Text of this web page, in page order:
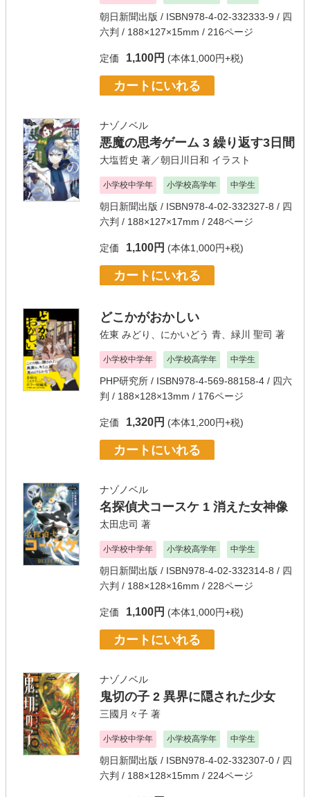
朝日新聞出版 / ISBN978-4-02-332333-9 / 四
六判 / 188×127×15mm / 216ページ
定価 1,100円 (本体1,000円+税)
カートにいれる
ナゾノベル
悪魔の思考ゲーム 3 繰り返す3日間
大塩哲史 著／朝日川日和 イラスト
小学校中学年 小学校高学年 中学生
朝日新聞出版 / ISBN978-4-02-332327-8 / 四
六判 / 188×127×17mm / 248ページ
定価 1,100円 (本体1,000円+税)
カートにいれる
どこかがおかしい
佐東 みどり にかいどう 青 緑川 聖司 著
小学校中学年 小学校高学年 中学生
PHP研究所 / ISBN978-4-569-88158-4 / 四六
判 / 188×128×13mm / 176ページ
定価 1,320円 (本体1,200円+税)
カートにいれる
ナゾノベル
名探偵犬コースケ 1 消えた女神像
太田忠司 著
小学校中学年 小学校高学年 中学生
朝日新聞出版 / ISBN978-4-02-332314-8 / 四
六判 / 188×128×16mm / 228ページ
定価 1,100円 (本体1,000円+税)
カートにいれる
ナゾノベル
鬼切の子 2 異界に隠された少女
三國月々子 著
小学校中学年 小学校高学年 中学生
朝日新聞出版 / ISBN978-4-02-332307-0 / 四
六判 / 188×128×15mm / 224ページ